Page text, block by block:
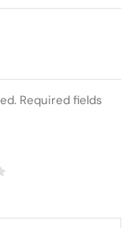
Required fields